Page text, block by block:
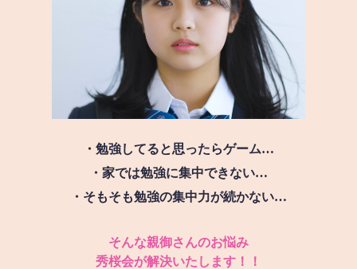
・勉強してると思ったらゲーム…
・家では勉強に集中できない…
・そもそも勉強の集中力が続かない…
そんな親御さんのお悩み
秀桜会が解決いたします！！